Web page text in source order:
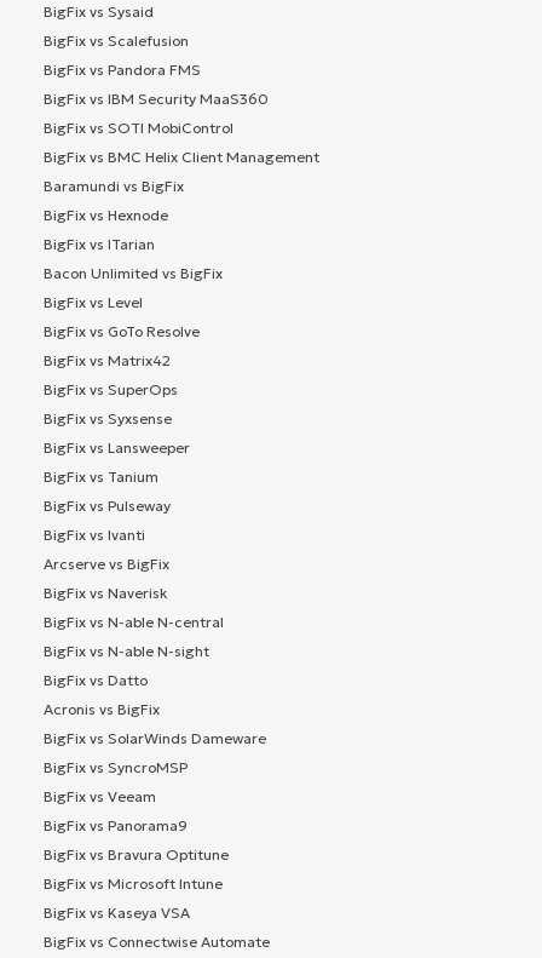
BigFix vs Sysaid
BigFix vs Scalefusion
BigFix vs Pandora FMS
BigFix vs IBM Security MaaS360
BigFix vs SOTI MobiControl
BigFix vs BMC Helix Client Management
Baramundi vs BigFix
BigFix vs Hexnode
BigFix vs ITarian
Bacon Unlimited vs BigFix
BigFix vs Level
BigFix vs GoTo Resolve
BigFix vs Matrix42
BigFix vs SuperOps
BigFix vs Syxsense
BigFix vs Lansweeper
BigFix vs Tanium
BigFix vs Pulseway
BigFix vs Ivanti
Arcserve vs BigFix
BigFix vs Naverisk
BigFix vs N-able N-central
BigFix vs N-able N-sight
BigFix vs Datto
Acronis vs BigFix
BigFix vs SolarWinds Dameware
BigFix vs SyncroMSP
BigFix vs Veeam
BigFix vs Panorama9
BigFix vs Bravura Optitune
BigFix vs Microsoft Intune
BigFix vs Kaseya VSA
BigFix vs Connectwise Automate